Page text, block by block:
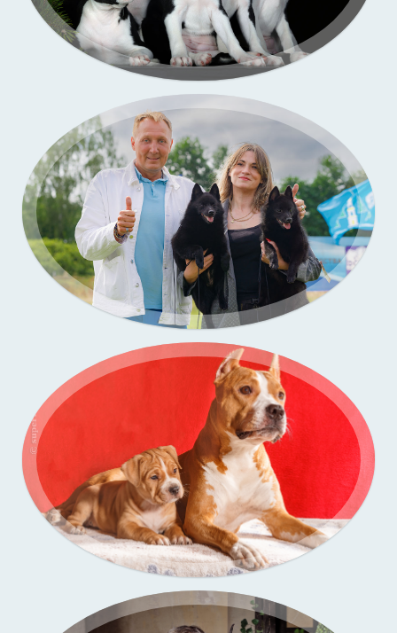
Портфолио — выставки собак
Бассенджи. Фото щенков в моей студии
Портфолио — выставки собак
Портфолио